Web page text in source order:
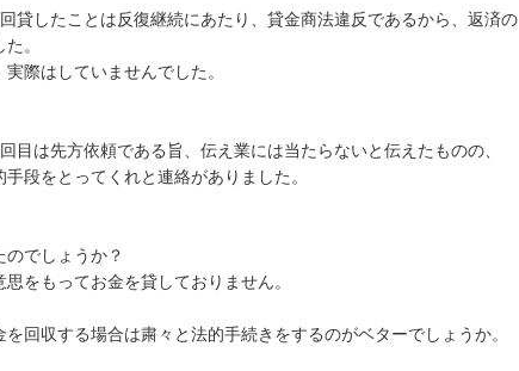
貸したことは反復継続にあたり、貸金商法違反であるから、返済の
。
際はしていませんでした。
目は先方依頼である旨、伝え業には当たらないと伝えたものの、
段をとってくれと連絡がありました。
のでしょうか？
をもってお金を貸しておりません。
回収する場合は粛々と法的手続きをするのがベターでしょうか。